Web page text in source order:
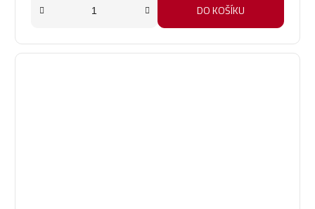
DO KOŠÍKU